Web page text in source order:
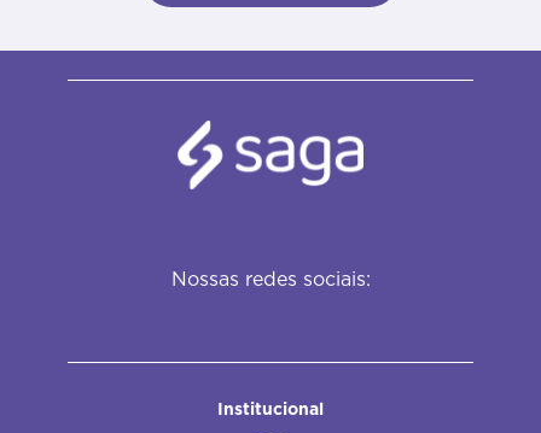
Nossas redes sociais:
Institucional